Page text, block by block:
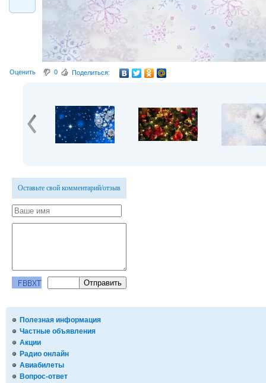
Полезная информация
Частные объявления
Акции
Радио онлайн
Авиабилеты
Вопрос-ответ
Оценить 0 Поделиться:
Оставьте свой комментарий/отзыв